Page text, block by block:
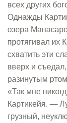
всех других
Однажды
озера
протягивал их
схватить эти
вверх и
разинутым
«Так мне
Картикейя. —
грузный,